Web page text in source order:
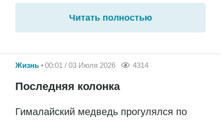
Читать полностью
Жизнь 00:01 / 03 Июля 2026 4314
Последняя колонка
Гималайский медведь прогулялся по